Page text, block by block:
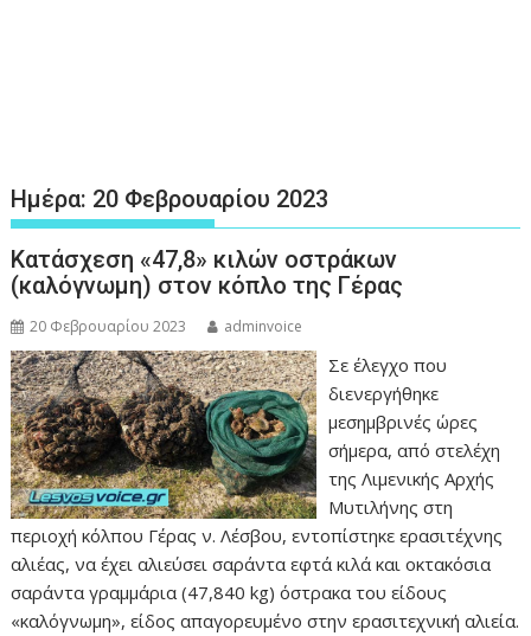
Ημέρα: 20 Φεβρουαρίου 2023
Κατάσχεση «47,8» κιλών οστράκων
(καλόγνωμη) στον κόπλο της Γέρας
20 Φεβρουαρίου 2023 adminvoice
Σε έλεγχο που
διενεργήθηκε
μεσημβρινές ώρες
σήμερα, από στελέχη
της Λιμενικής Αρχής
Μυτιλήνης στη
περιοχή κόλπου Γέρας ν. Λέσβου, εντοπίστηκε ερασιτέχνης
αλιέας, να έχει αλιεύσει σαράντα εφτά κιλά και οκτακόσια
σαράντα γραμμάρια (47,840 kg) όστρακα του είδους
«καλόγνωμη», είδος απαγορευμένο στην ερασιτεχνική αλιεία.